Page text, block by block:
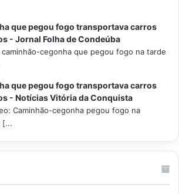
que pegou fogo transportava carros
- Jornal Folha de Condeúba
cegonha que pegou fogo na tarde
que pegou fogo transportava carros
- Notícias Vitória da Conquista
Caminhão-cegonha pegou fogo na
[...